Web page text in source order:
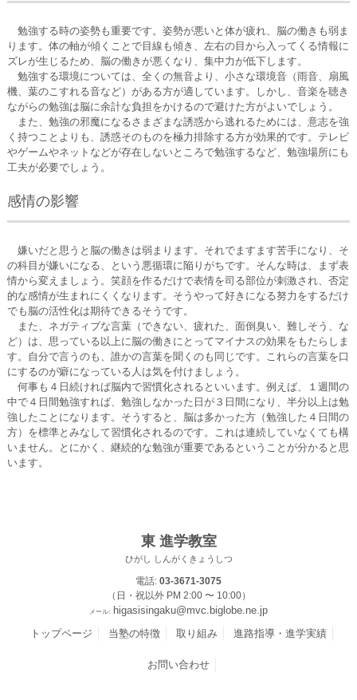
勉強する時の姿勢も重要です。姿勢が悪いと体が疲れ、脳の働きも弱ま
ります。体の軸が傾くことで目線も傾き、左右の目から入ってくる情報に
ズレが生じるため、脳の働きが悪くなり、集中力が低下します。
勉強する環境については、全くの無音より、小さな環境音（雨音、扇風
機、葉のこすれる音など）がある方が適しています。しかし、音楽を聴き
ながらの勉強は脳に余計な負担をかけるので避けた方がよいでしょう。
また、勉強の邪魔になるさまざまな誘惑から逃れるためには、意志を強
く持つことよりも、誘惑そのものを極力排除する方が効果的です。テレビ
やゲームやネットなどが存在しないところで勉強するなど、勉強場所にも
工夫が必要でしょう。
感情の影響
嫌いだと思うと脳の働きは弱まります。それでますます苦手になり、そ
の科目が嫌いになる、という悪循環に陥りがちです。そんな時は、まず表
情から変えましょう。笑顔を作るだけで表情を司る部位が刺激され、否定
的な感情が生まれにくくなります。そうやって好きになる努力をするだけ
でも脳の活性化は期待できるそうです。
また、ネガティブな言葉（できない、疲れた、面倒臭い、難しそう、な
ど）は、思っている以上に脳の働きにとってマイナスの効果をもたらしま
す。自分で言うのも、誰かの言葉を聞くのも同じです。これらの言葉を口
にするのが癖になっている人は気を付けましょう。
何事も４日続ければ脳内で習慣化されるといいます。例えば、１週間の
中で４日間勉強すれば、勉強しなかった日が３日間になり、半分以上は勉
強したことになります。そうすると、脳は多かった方（勉強した４日間の
方）を標準とみなして習慣化されるのです。これは連続していなくても構
いません。とにかく、継続的な勉強が重要であるということが分かると思
います。
東 進学教室
ひがし しんがくきょうしつ
電話: 03-3671-3075
（日・祝以外 PM 2:00 〜 10:00）
メール:
higasisingaku@mvc.biglobe.ne.jp
トップページ
当塾の特徴 取り組み 進路指導・進学実績
お問い合わせ